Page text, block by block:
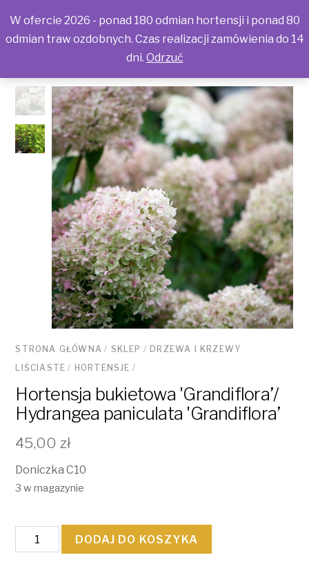
STRONA GŁÓWNA / SKLEP / DRZEWA I KRZEWY
LIŚCIASTE / HORTENSJE /
Hortensja bukietowa 'Grandiflora’/
Hydrangea paniculata 'Grandiflora’
45,00 zł
Doniczka C10
3 w magazynie
ilość
Hortensja
DODAJ DO KOSZYKA
W ofercie 2026 - ponad 180 odmian hortensji i ponad 80
odmian traw ozdobnych. Czas realizacji zamówienia do 14
dni. Odrzuć